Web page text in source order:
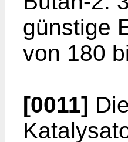
günstige
von 180
[0011]